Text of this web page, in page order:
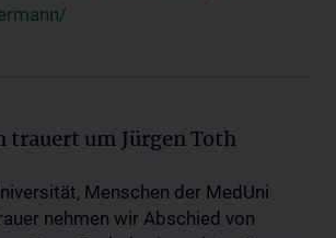
trauert um Jürgen Toth
Menschen der MedUni
nehmen wir Abschied von